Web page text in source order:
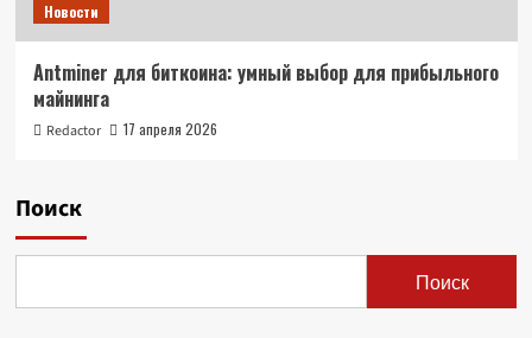
Новости
Antminer для биткоина: умный выбор для прибыльного
майнинга
Redactor 17 апреля 2026
Поиск
Поиск